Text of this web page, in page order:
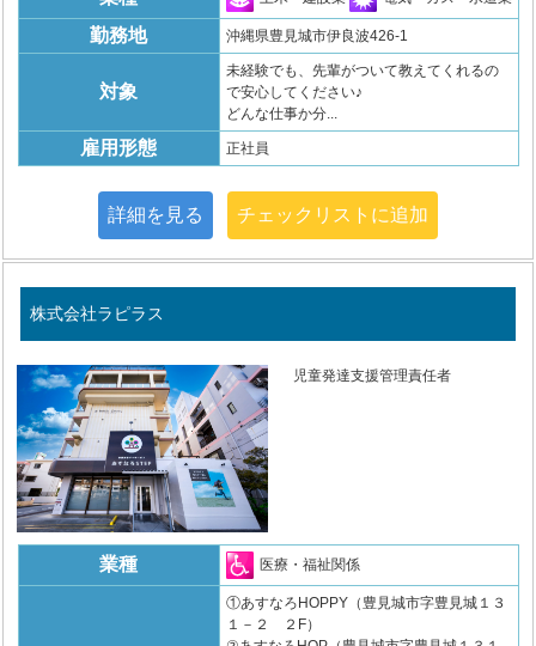
勤務地 沖縄県豊見城市伊良波426-1
対象
未経験でも、先輩がついて教えてくれるの
で安心してください♪
どんな仕事か分...
雇用形態 正社員
詳細を見る チェックリストに追加
株式会社ラピラス
児童発達支援管理責任者
業種 医療・福祉関係
①あすなろHOPPY（豊見城市字豊見城１３
１－２ ２F）